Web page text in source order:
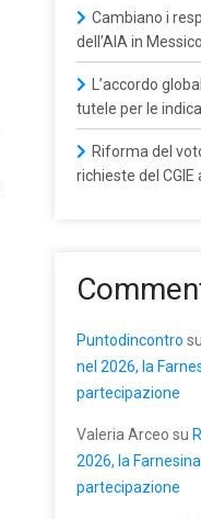
Cambiano i
dell’AIA in Messico
L’accordo
tutele per le
Riforma del
richieste del
Puntodincontro su
nel 2026, la
partecipazione
Valeria Arceo su
2026, la
partecipazione